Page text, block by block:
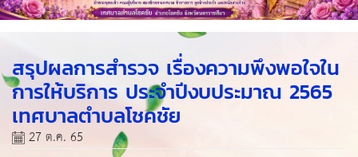
สรุปผลการสำรวจ เรื่องความพึงพอใจใน
การให้บริการ ประจำปีงบประมาณ 2565
เทศบาลตำบลโชคชัย
27 ต.ค. 65